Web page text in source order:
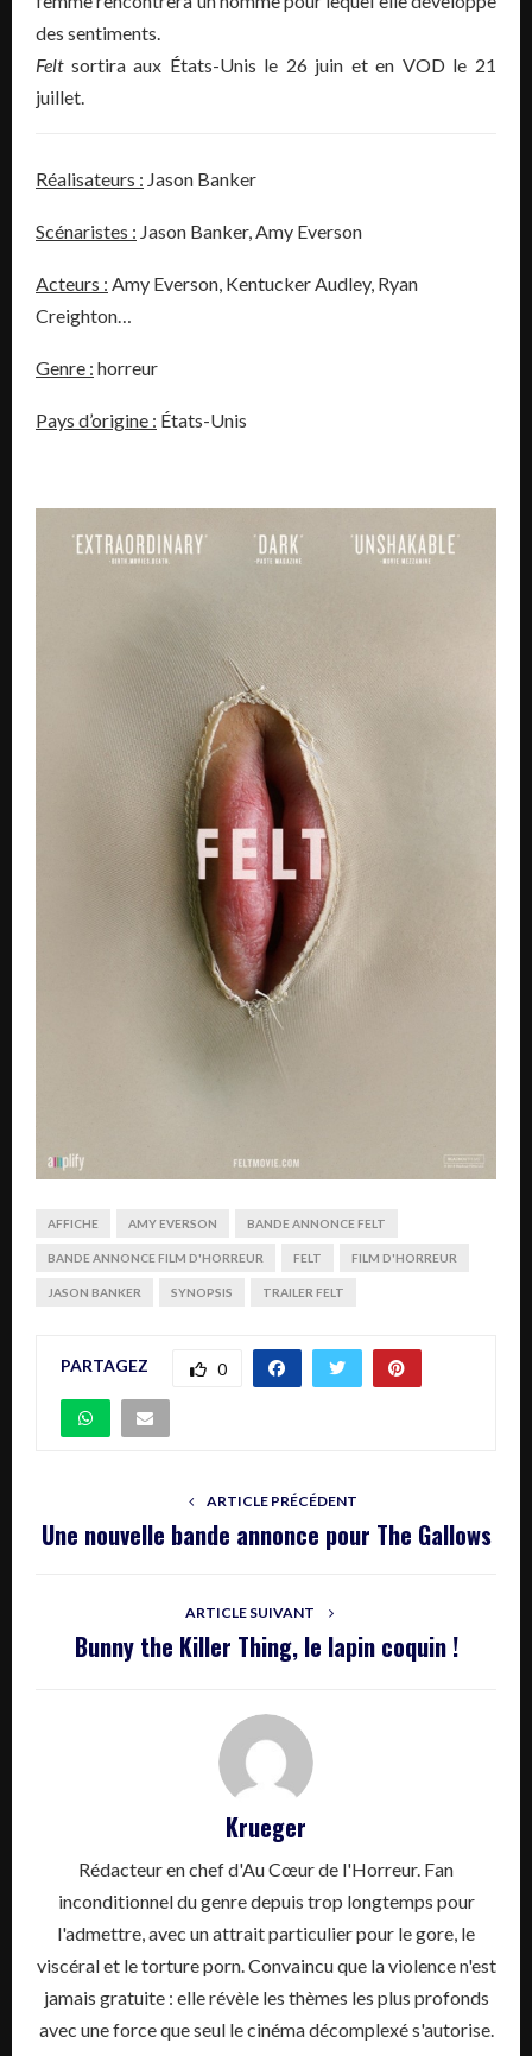
des sentiments.
Feltsortira aux États-Unis le 26 juin et en VOD le 21
juillet.
Réalisateurs : Jason Banker
Scénaristes : Jason Banker,Amy Everson
Acteurs : Amy Everson, Kentucker Audley, Ryan
Creighton…
Genre : horreur
Pays d’origine : États-Unis
AFFICHE AMY EVERSON BANDE ANNONCE FELT
BANDE ANNONCE FILM D'HORREUR FELT FILM D'HORREUR
JASON BANKER SYNOPSIS TRAILER FELT
PARTAGEZ 0
ARTICLE PRÉCÉDENT
Une nouvelle bande annonce pour The Gallows
ARTICLE SUIVANT
Bunny the Killer Thing, le lapin coquin !
Krueger
Rédacteur en chef d'Au Cœur de l'Horreur. Fan
inconditionnel du genre depuis trop longtemps pour
l'admettre, avec un attrait particulier pour le gore, le
viscéral et le torture porn. Convaincu que la violence n'est
jamais gratuite : elle révèle les thèmes les plus profonds
avec une force que seul le cinéma décomplexé s'autorise.